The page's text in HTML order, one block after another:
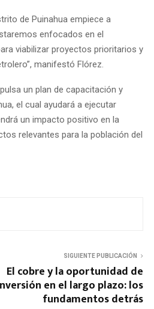
de Puinahua empiece a
enfocados en el
viabilizar proyectos prioritarios y
manifestó Flórez.
un plan de capacitación y
el cual ayudará a ejecutar
un impacto positivo en la
relevantes para la población del
SIGUIENTE PUBLICACIÓN
El cobre y la oportunidad de
en el largo plazo: los
fundamentos detrás